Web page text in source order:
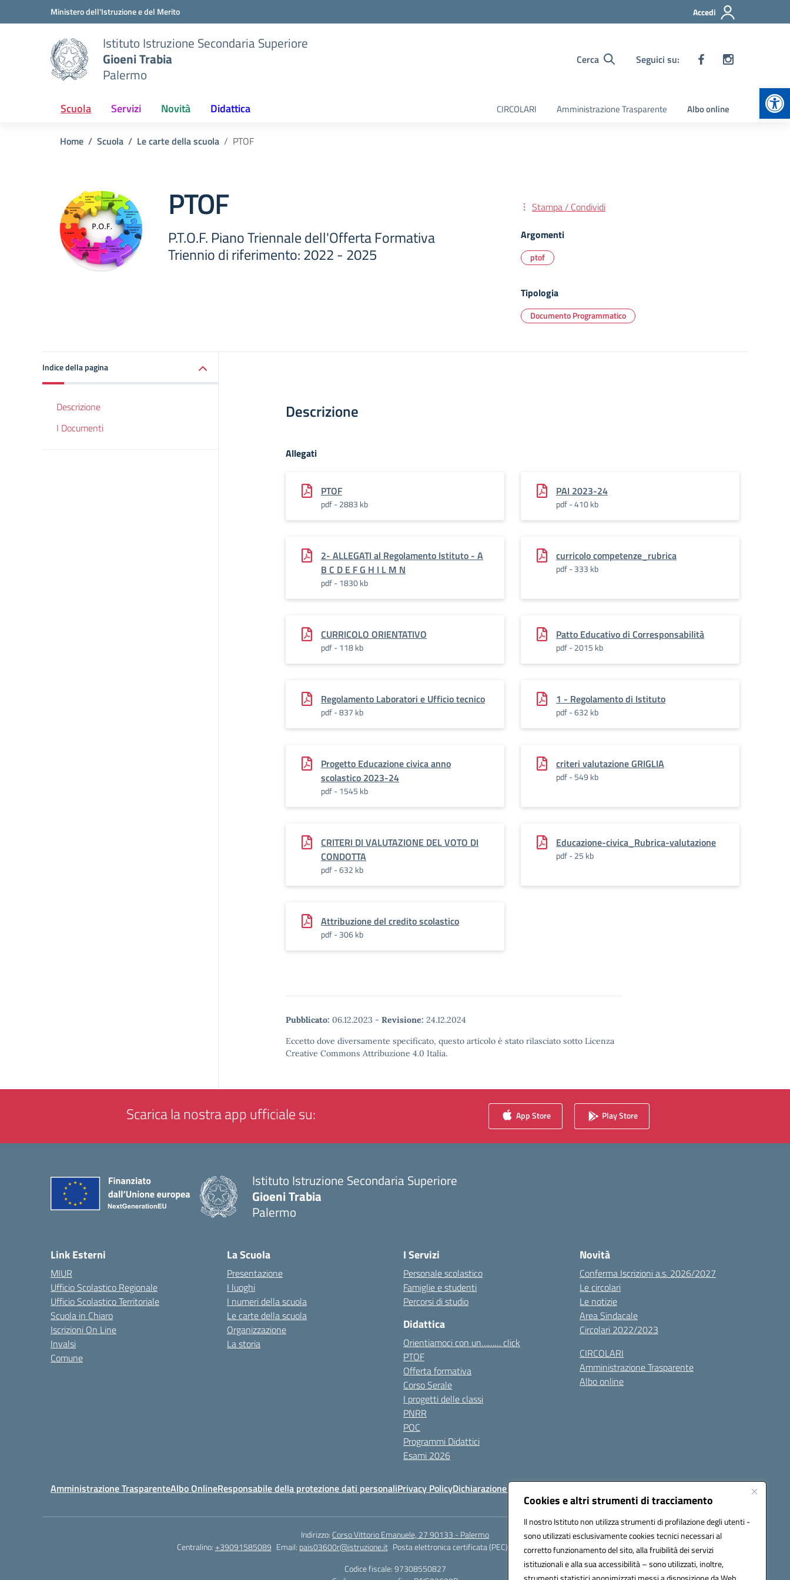
Cookies e altri strumenti di tracciamento
Il nostro Istituto non utilizza strumenti di profilazione degli utenti -
sono utilizzati esclusivamente cookies tecnici necessari al
corretto funzionamento del sito, alla fruibilità dei servizi
istituzionali e alla sua accessibilità – sono utilizzati, inoltre,
Vai ai contenuti
Vai al menu di navigazioneMinistero dell'Istruzione e del Merito Accedi
Istituto Istruzione Secondaria Superiore
Gioeni Trabia
Palermo
Cerca Seguici su:
Scuola Servizi Novità Didattica CIRCOLARI Amministrazione Trasparente Albo online
Home Scuola Le carte della scuola PTOF
PTOF
P.T.O.F. Piano Triennale dell'Offerta Formativa
Triennio di riferimento: 2022 - 2025
Stampa / Condividi
Argomenti
ptof
Tipologia
Documento Programmatico
Indice della pagina
Descrizione
I Documenti
Descrizione
Allegati
PTOF
pdf - 2883 kb
PAI 2023-24
pdf - 410 kb
2- ALLEGATI al Regolamento Istituto - A
B C D E F G H I L M N
pdf - 1830 kb
curricolo competenze_rubrica
pdf - 333 kb
CURRICOLO ORIENTATIVO
pdf - 118 kb
Patto Educativo di Corresponsabilità
pdf - 2015 kb
Regolamento Laboratori e Ufficio tecnico
pdf - 837 kb
1 - Regolamento di Istituto
pdf - 632 kb
Progetto Educazione civica anno
scolastico 2023-24
pdf - 1545 kb
criteri valutazione GRIGLIA
pdf - 549 kb
CRITERI DI VALUTAZIONE DEL VOTO DI
CONDOTTA
pdf - 632 kb
Educazione-civica_Rubrica-valutazione
pdf - 25 kb
Attribuzione del credito scolastico
pdf - 306 kb
Pubblicato: 06.12.2023 - Revisione: 24.12.2024
Eccetto dove diversamente specificato, questo articolo è stato rilasciato sotto Licenza
Creative Commons Attribuzione 4.0 Italia.
Scarica la nostra app ufficiale su: App Store Play Store
Istituto Istruzione Secondaria Superiore
Gioeni Trabia
Palermo
Link Esterni
MIUR
Ufficio Scolastico Regionale
Ufficio Scolastico Territoriale
Scuola in Chiaro
Iscrizioni On Line
Invalsi
Comune
La Scuola
Presentazione
I luoghi
I numeri della scuola
Le carte della scuola
Organizzazione
La storia
I Servizi
Personale scolastico
Famiglie e studenti
Percorsi di studio
Didattica
Orientiamoci con un……… click
PTOF
Offerta formativa
Corso Serale
I progetti delle classi
PNRR
POC
Programmi Didattici
Esami 2026
Novità
Conferma Iscrizioni a.s. 2026/2027
Le circolari
Le notizie
Area Sindacale
Circolari 2022/2023
CIRCOLARI
Amministrazione Trasparente
Albo online
Amministrazione TrasparenteAlbo OnlineResponsabile della protezione dati personaliPrivacy PolicyDichiarazione di accessibilità Seguici su:
Indirizzo: Corso Vittorio Emanuele, 27 90133 - Palermo
Centralino:+39091585089 Email: pais03600r@istruzione.it Posta elettronica certificata (PEC):
pais03600r@pec.istruzione.it
Codice fiscale: 97308550827